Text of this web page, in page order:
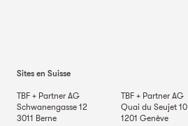
Sites en Suisse
TBF + Partner AG
Schwanengasse 12
3011 Berne
TBF + Partner AG
Quai du Seujet 10
1201 Genève